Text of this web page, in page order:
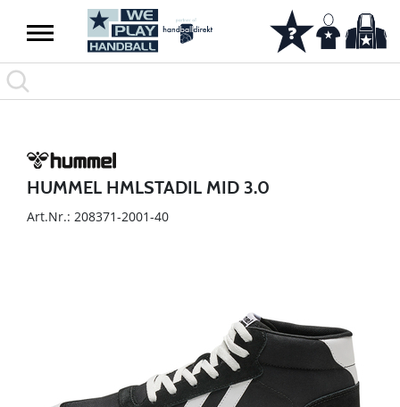
HUMMEL HMLSTADIL MID 3.0
Art.Nr.: 208371-2001-40